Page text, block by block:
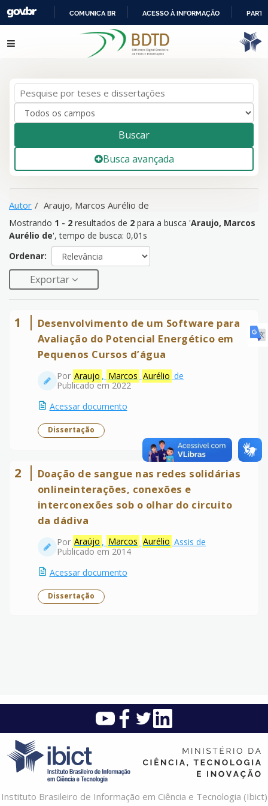
IR
PARA
COMUNICA BR ACESSO À INFORMAÇÃO
resultados de 2para a busca '
Araujo, Marcos
Aurélio de
Pular para o conteúdo
Buscar
Busca avançada
Autor Araujo, Marcos Aurélio de
Mostrando 1 - 2 resultados de 2 para a busca 'Araujo, Marcos
Aurélio de', tempo de busca: 0,01s
Ordenar:
Exportar
1
Desenvolvimento de um Software para
Avaliação do Potencial Energético em
Pequenos Cursos d’água
Por Araujo , Marcos Aurélio de
Publicado em 2022
Acessar documento
Dissertação
2
Doação de sangue nas redes solidárias
onlineinterações, conexões e
interconexões sob o olhar do circuito
da dádiva
Por Araújo , Marcos Aurélio Assis de
Publicado em 2014
Acessar documento
Dissertação
Instituto Brasileiro de Informação em Ciência e Tecnologia (Ibict)